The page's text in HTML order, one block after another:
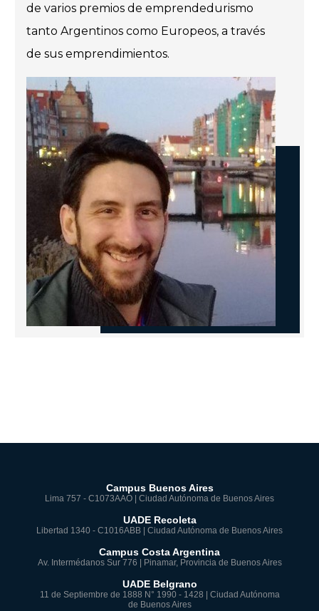
de varios premios de emprendedurismo
tanto Argentinos como Europeos, a través
de sus emprendimientos.
Campus Buenos Aires
Lima 757 - C1073AAO | Ciudad Autónoma de Buenos Aires
UADE Recoleta
Libertad 1340 - C1016ABB | Ciudad Autónoma de Buenos Aires
Campus Costa Argentina
Av. Intermédanos Sur 776 | Pinamar, Provincia de Buenos Aires
UADE Belgrano
11 de Septiembre de 1888 N° 1990 - 1428 | Ciudad Autónoma
de Buenos Aires